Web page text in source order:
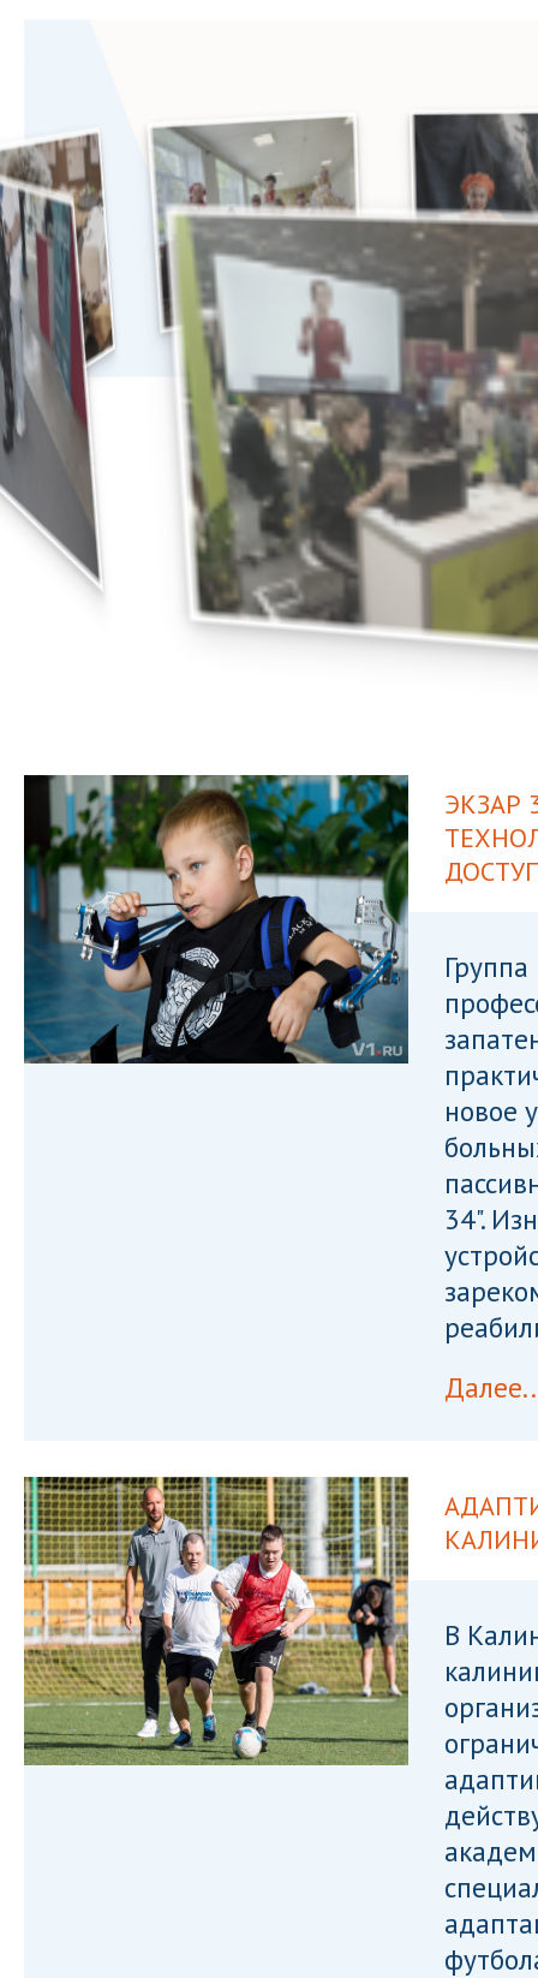
ЭКЗАР
новое
34".
В